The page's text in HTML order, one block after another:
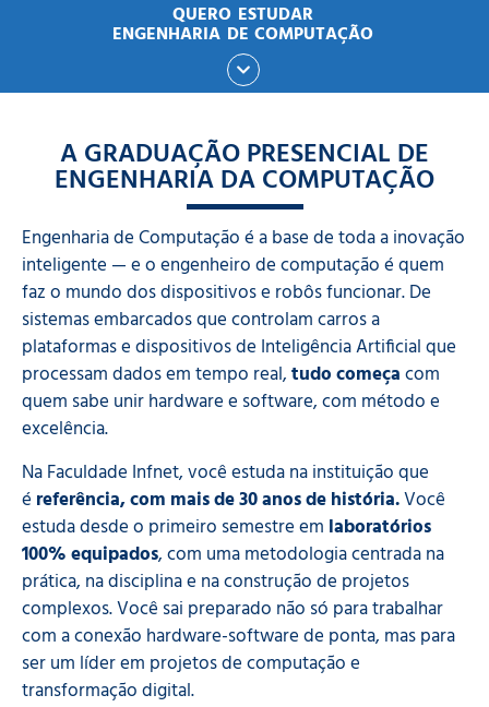
QUERO ESTUDAR
ENGENHARIA DE COMPUTAÇÃO
A GRADUAÇÃO PRESENCIAL DE
ENGENHARIA DA COMPUTAÇÃO
Engenharia de Computação é a base de toda a inovação
inteligente — e o engenheiro de computação é quem
faz o mundo dos dispositivos e robôs funcionar. De
sistemas embarcados que controlam carros a
plataformas e dispositivos de Inteligência Artificial que
processam dados em tempo real,tudo começacom
quem sabe unir hardware e software, com método e
excelência.
Na Faculdade Infnet, você estuda na instituição que
é referência, com mais de 30 anos de história.Você
estuda desde o primeiro semestre em laboratórios
100% equipados, com uma metodologia centrada na
prática, na disciplina e na construção de projetos
complexos. Você sai preparado não só para trabalhar
com a conexão hardware-software de ponta, mas para
ser um líder em projetos de computação e
transformação digital.